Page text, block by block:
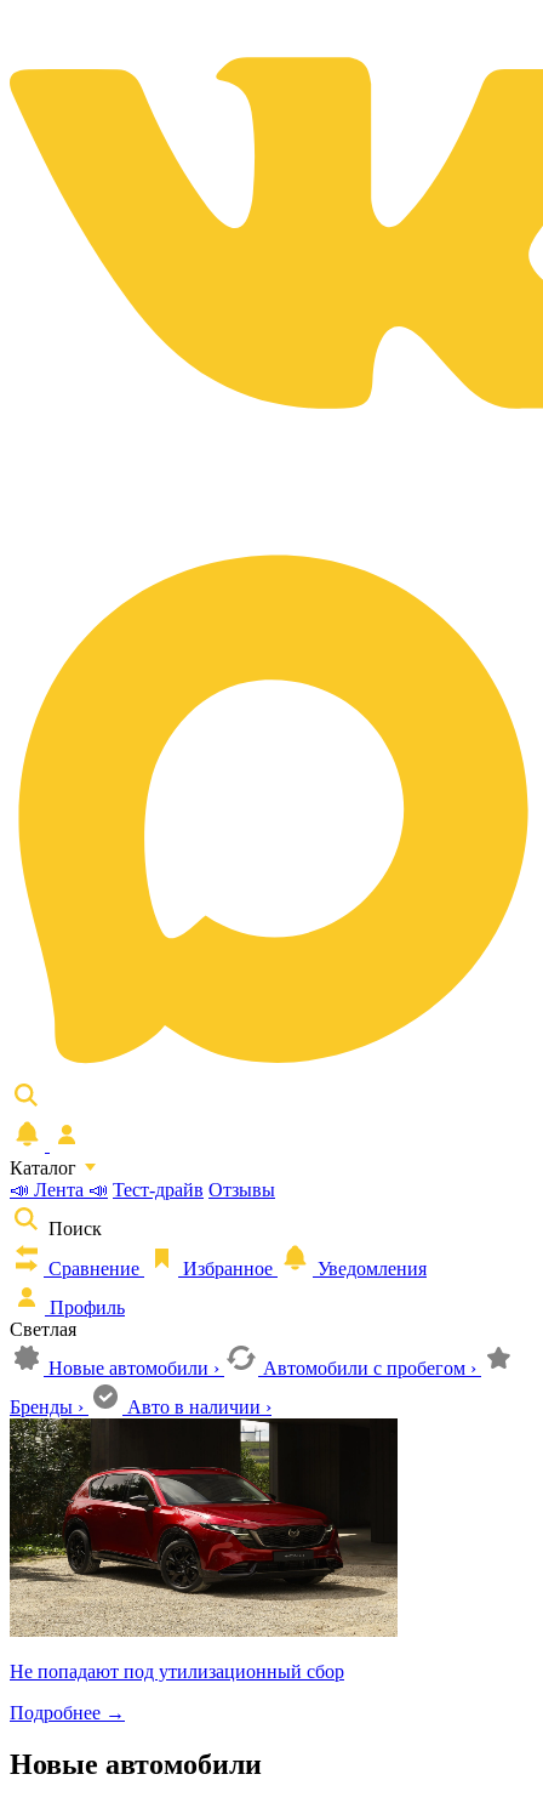
Каталог
📣 Лента 📣 Тест-драйв Отзывы
Поиск
Сравнение
Избранное
Уведомления
Профиль
Светлая
Новые автомобили › Автомобили с пробегом ›
Бренды › Авто в наличии ›
Не попадают под утилизационный сбор
Подробнее →
Новые автомобили